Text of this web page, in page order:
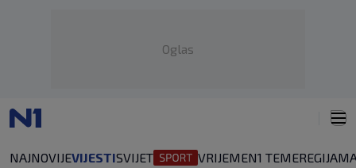
Oglas
NAJNOVIJEVIJESTISVIJET VRIJEMEN1 TEMEREGIJA